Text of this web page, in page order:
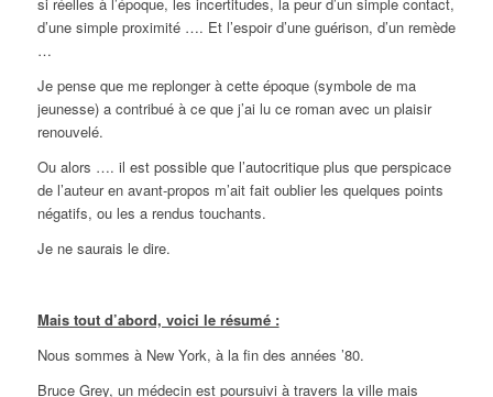
d’une simple proximité …. Et l’espoir d’une guérison, d’un remède
…
Je pense que me replonger à cette époque (symbole de ma
jeunesse) a contribué à ce que j’ai lu ce roman avec un plaisir
renouvelé.
Ou alors …. il est possible que l’autocritique plus que perspicace
de l’auteur en avant-propos m’ait fait oublier les quelques points
négatifs, ou les a rendus touchants.
Je ne saurais le dire.
Mais tout d’abord, voici le résumé :
Nous sommes à New York, à la fin des années ’80.
Bruce Grey, un médecin est poursuivi à travers la ville mais